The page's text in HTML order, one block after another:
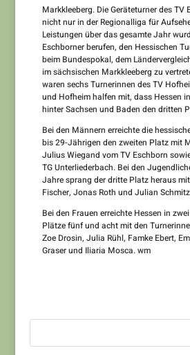
Markkleeberg. Die Geräteturner des TV
nicht nur in der Regionalliga für
Leistungen über das gesamte Jahr
Eschborner berufen, den Hessischen
beim Bundespokal, dem
im sächsischen Markkleeberg zu
waren sechs Turnerinnen des TV
und Hofheim halfen mit, dass Hessen
hinter Sachsen und Baden den dritten
Bei den Männern erreichte die
bis 29-Jährigen den zweiten Platz mit
Julius Wiegand vom TV Eschborn
TG Unterliederbach. Bei den
Jahre sprang der dritte Platz heraus
Fischer, Jonas Roth und Julian
Bei den Frauen erreichte Hessen in
Plätze fünf und acht mit den
Zoe Drosin, Julia Rühl, Famke Ebert,
Graser und Iliaria Mosca. wm